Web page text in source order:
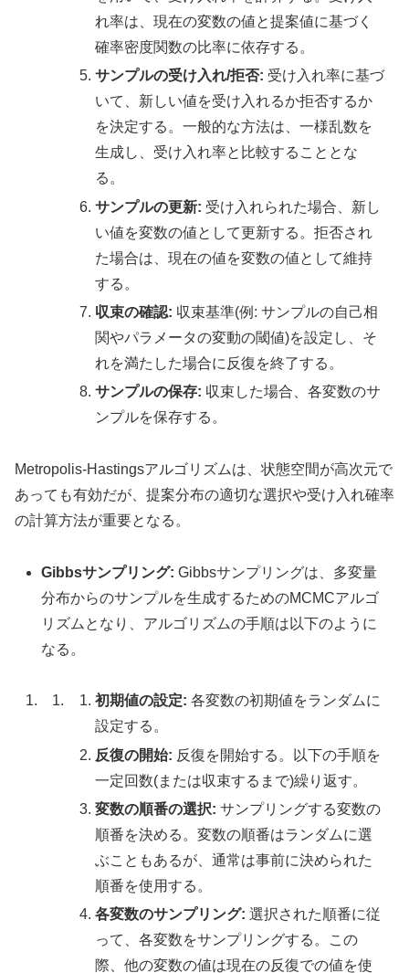
れ率は、現在の変数の値と提案値に基づく
確率密度関数の比率に依存する。
サンプルの受け入れ/拒否: 受け入れ率に基づ
いて、新しい値を受け入れるか拒否するか
を決定する。一般的な方法は、一様乱数を
生成し、受け入れ率と比較することとな
る。
サンプルの更新: 受け入れられた場合、新し
い値を変数の値として更新する。拒否され
た場合は、現在の値を変数の値として維持
する。
収束の確認: 収束基準(例: サンプルの自己相
関やパラメータの変動の閾値)を設定し、そ
れを満たした場合に反復を終了する。
サンプルの保存: 収束した場合、各変数のサ
ンプルを保存する。
Metropolis-Hastingsアルゴリズムは、状態空間が高次元で
あっても有効だが、提案分布の適切な選択や受け入れ確率
の計算方法が重要となる。
Gibbsサンプリング: Gibbsサンプリングは、多変量
分布からのサンプルを生成するためのMCMCアルゴ
リズムとなり、アルゴリズムの手順は以下のように
なる。
初期値の設定: 各変数の初期値をランダムに
設定する。
反復の開始: 反復を開始する。以下の手順を
一定回数(または収束するまで)繰り返す。
変数の順番の選択: サンプリングする変数の
順番を決める。変数の順番はランダムに選
ぶこともあるが、通常は事前に決められた
順番を使用する。
各変数のサンプリング: 選択された順番に従
って、各変数をサンプリングする。この
際、他の変数の値は現在の反復での値を使